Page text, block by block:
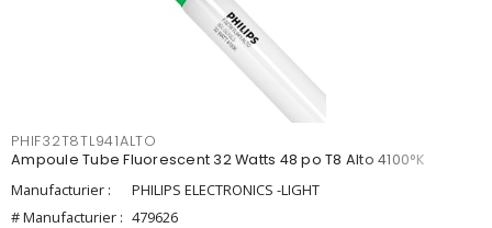
PHIF32T8TL941ALTO
Ampoule Tube Fluorescent 32 Watts 48 po T8 Alto 4100°K
Manufacturier :
PHILIPS ELECTRONICS -LIGHT
# Manufacturier : 479626